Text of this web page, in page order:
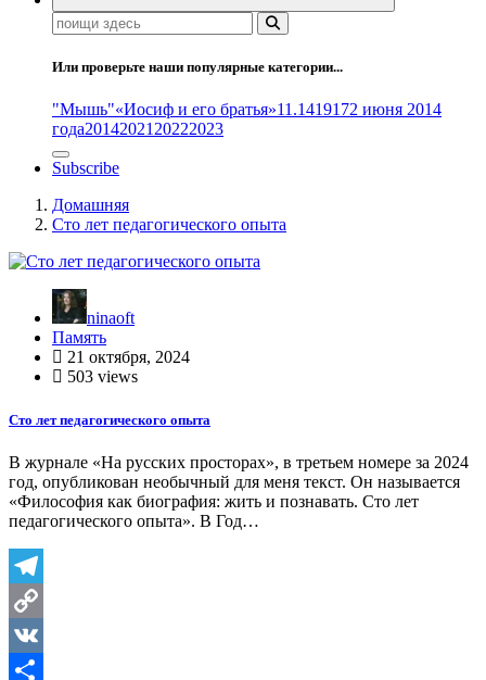
Поиск:
Или проверьте наши популярные категории...
"Мышь"«Иосиф и его братья»11.1419172 июня 2014
года2014202120222023
Subscribe
Домашняя
Сто лет педагогического опыта
ninaoft
Память
21 октября, 2024
503 views
Сто лет педагогического опыта
В журнале «На русских просторах», в третьем номере за 2024
год, опубликован необычный для меня текст. Он называется
«Философия как биография: жить и познавать. Сто лет
педагогического опыта». В Год…
Telegram
Copy
Link
VK